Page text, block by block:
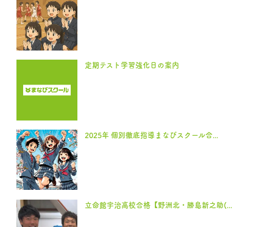
定期テスト学習強化日の案内
2025年 個別徹底指導まなびスクール合...
立命館宇治高校合格【野洲北・勝島新之助(...